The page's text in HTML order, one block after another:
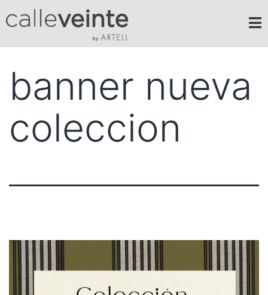
banner nueva
coleccion